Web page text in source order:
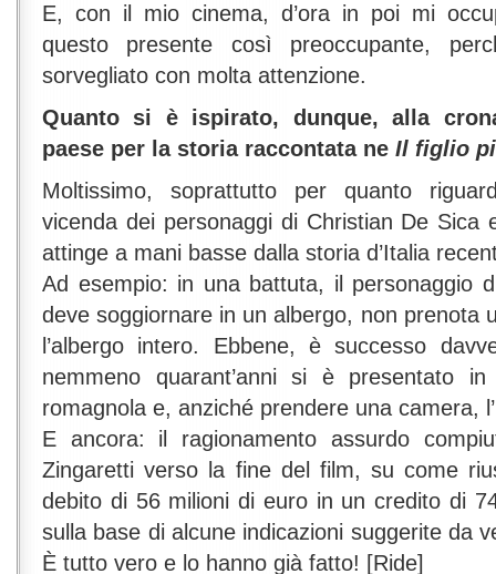
E, con il mio cinema, d’ora in poi mi
questo presente così preoccupante,
sorvegliato con molta attenzione.
Quanto si è ispirato, dunque, alla
paese per la storia raccontata ne Il figlio
Moltissimo, soprattutto per quanto
vicenda dei personaggi di Christian De Sica
attinge a mani basse dalla storia d’Italia
Ad esempio: in una battuta, il personaggio
deve soggiornare in un albergo, non prenota
l’albergo intero. Ebbene, è successo
nemmeno quarant’anni si è presentato
romagnola e, anziché prendere una camera,
E ancora: il ragionamento assurdo
Zingaretti verso la fine del film, su come
debito di 56 milioni di euro in un credito di
sulla base di alcune indicazioni suggerite da
È tutto vero e lo hanno già fatto! [Ride]